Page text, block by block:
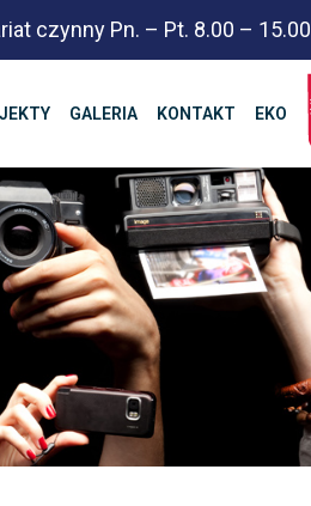
czynny Pn. – Pt. 8.00 – 15.00
GALERIA KONTAKT EKO